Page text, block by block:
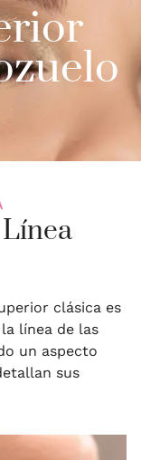
clásica es
línea de las
un aspecto
sus